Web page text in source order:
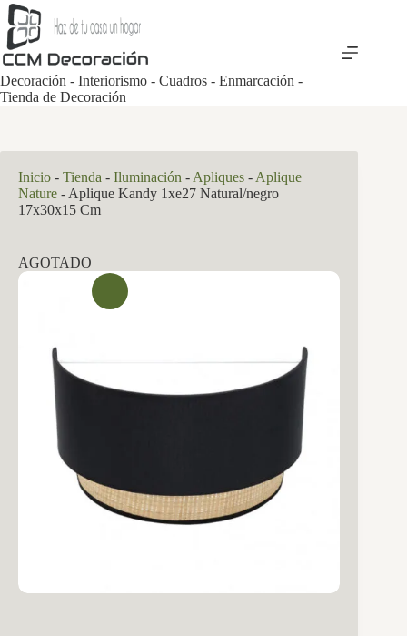
Saltar
al
contenido
Decoración - Interiorismo - Cuadros - Enmarcación -
Tienda de Decoración
Inicio - Tienda - Iluminación - Apliques - Aplique
Nature - Aplique Kandy 1xe27 Natural/negro
17x30x15 Cm
AGOTADO